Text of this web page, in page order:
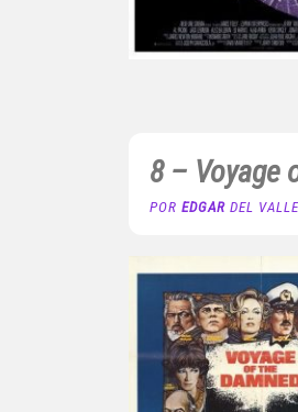
8 – Voyage
POR EDGARDEL VALLE